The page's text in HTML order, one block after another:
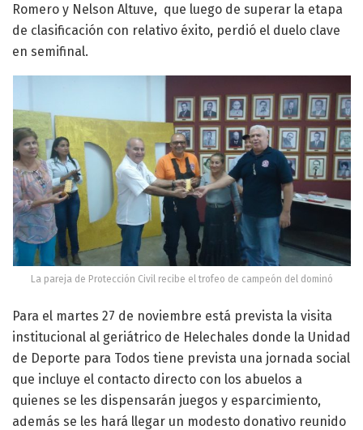
Romero y Nelson Altuve, que luego de superar la etapa
de clasificación con relativo éxito, perdió el duelo clave
en semifinal.
La pareja de Protección Civil recibe el trofeo de campeón del dominó
Para el martes 27 de noviembre está prevista la visita
institucional al geriátrico de Helechales donde la Unidad
de Deporte para Todos tiene prevista una jornada social
que incluye el contacto directo con los abuelos a
quienes se les dispensarán juegos y esparcimiento,
además se les hará llegar un modesto donativo reunido